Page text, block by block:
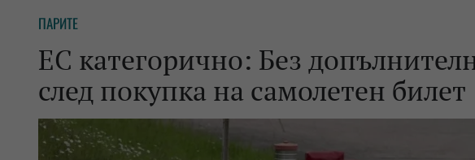
КРИПТО
БАНКИ
ПАРИТЕ
ЗАСТРАХОВАНЕ
ЕНЕРГЕТИКА
ИМОТИ
АВТОМОБИЛИ
МУЛТИМЕДИЯ
ПАРИТЕ
ЕС категорично: Без
след покупка на самолетен билет